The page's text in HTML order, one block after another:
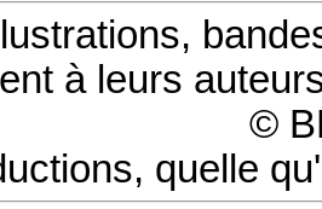
à leurs
©
quelle